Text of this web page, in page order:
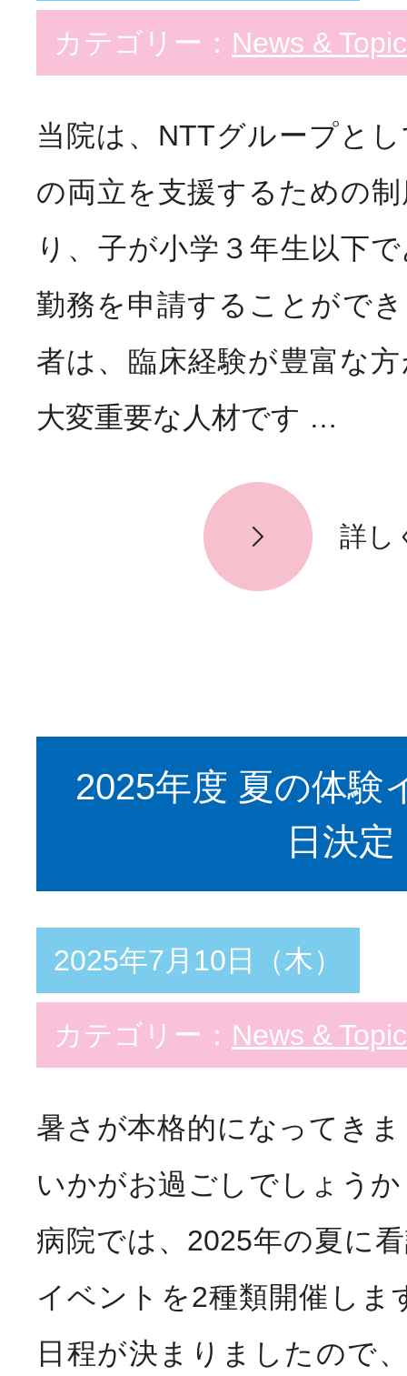
カテゴリー： News &
当院は、NTTグループと
の両立を支援するための
り、子が小学３年生以下
勤務を申請することがで
者は、臨床経験が豊富な
大変重要な人材です …
詳し
2025年度 夏の体験
日決定
2025年7月10日（木）
カテゴリー： News &
暑さが本格的になってき
いかがお過ごしでしょう
病院では、2025年の夏に
イベントを2種類開催しま
日程が決まりましたので